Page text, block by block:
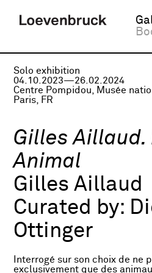
Solo exhibition
04.10.2023—26.02.2024
Centre Pompidou, Musée
Paris, FR
Gilles
Animal
Gilles Aillaud
Curated by:
Ottinger
Interrogé sur son choix de ne
exclusivement que des